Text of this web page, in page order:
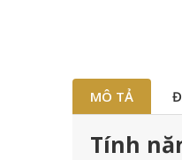
MÔ TẢ
Tính